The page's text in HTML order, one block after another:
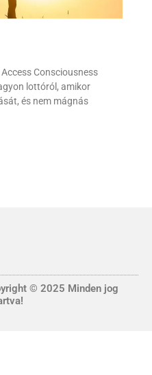
Consciousness
lottóról, amikor
és nem mágnás
© 2025 Minden jog